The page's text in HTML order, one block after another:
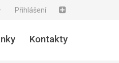
Přihlášení
Kontakty